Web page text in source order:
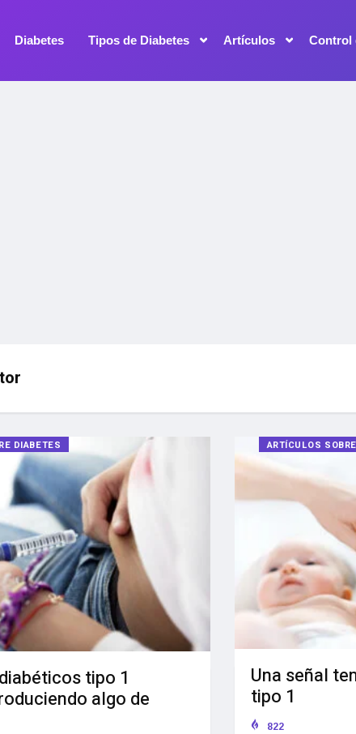
Diabetes Tipos de Diabetes Artículos Control
DIABETES
tipo 1
algo de
ARTÍCULOS
Una señal
tipo 1
822